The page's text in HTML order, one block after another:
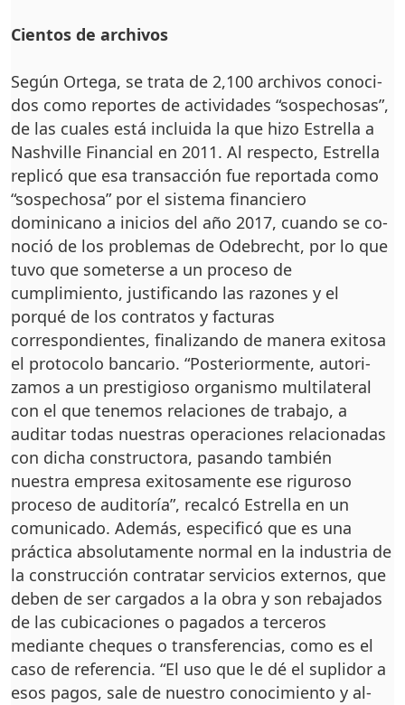
Cientos de archivos
Según Ortega, se trata de 2,100 archivos conoci­
dos como reportes de ac­tividades “sospechosas”,
de las cuales está incluida la que hizo Estrella a
Nas­hville Financial en 2011. Al respecto, Estrella
repli­có que esa transacción fue reportada como
“sospecho­sa” por el sistema financie­ro
dominicano a inicios del año 2017, cuando se co­
noció de los problemas de Odebrecht, por lo que
tu­vo que someterse a un pro­ceso de
cumplimiento, jus­tificando las razones y el
porqué de los contratos y facturas
correspondientes, finalizando de manera exi­tosa
el protocolo bancario. “Posteriormente, autori­
zamos a un prestigioso or­ganismo multilateral
con el que tenemos relacio­nes de trabajo, a
auditar todas nuestras operacio­nes relacionadas
con di­cha constructora, pasando también
nuestra empresa exitosamente ese riguroso
proceso de auditoría”, recal­có Estrella en un
comunicado. Además, especificó que es una
práctica absolutamen­te normal en la industria de
la construcción contra­tar servicios externos, que
deben de ser cargados a la obra y son rebajados
de las cubicaciones o pagados a terceros
mediante che­ques o transferencias, co­mo es el
caso de referencia. “El uso que le dé el supli­dor a
esos pagos, sale de nuestro conocimiento y al­